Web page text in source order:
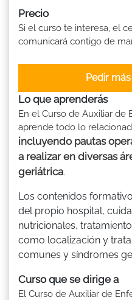
Precio
Si el curso te interesa, el
comunicará contigo de
Pedir
Lo que aprenderás
En el Curso de Auxiliar de
aprende todo lo
incluyendo pautas
a realizar en diversas
geriátrica.
Los contenidos
del propio hospital,
nutricionales,
como localización y
comunes y síndromes
Curso que se dirige a
El Curso de Auxiliar de